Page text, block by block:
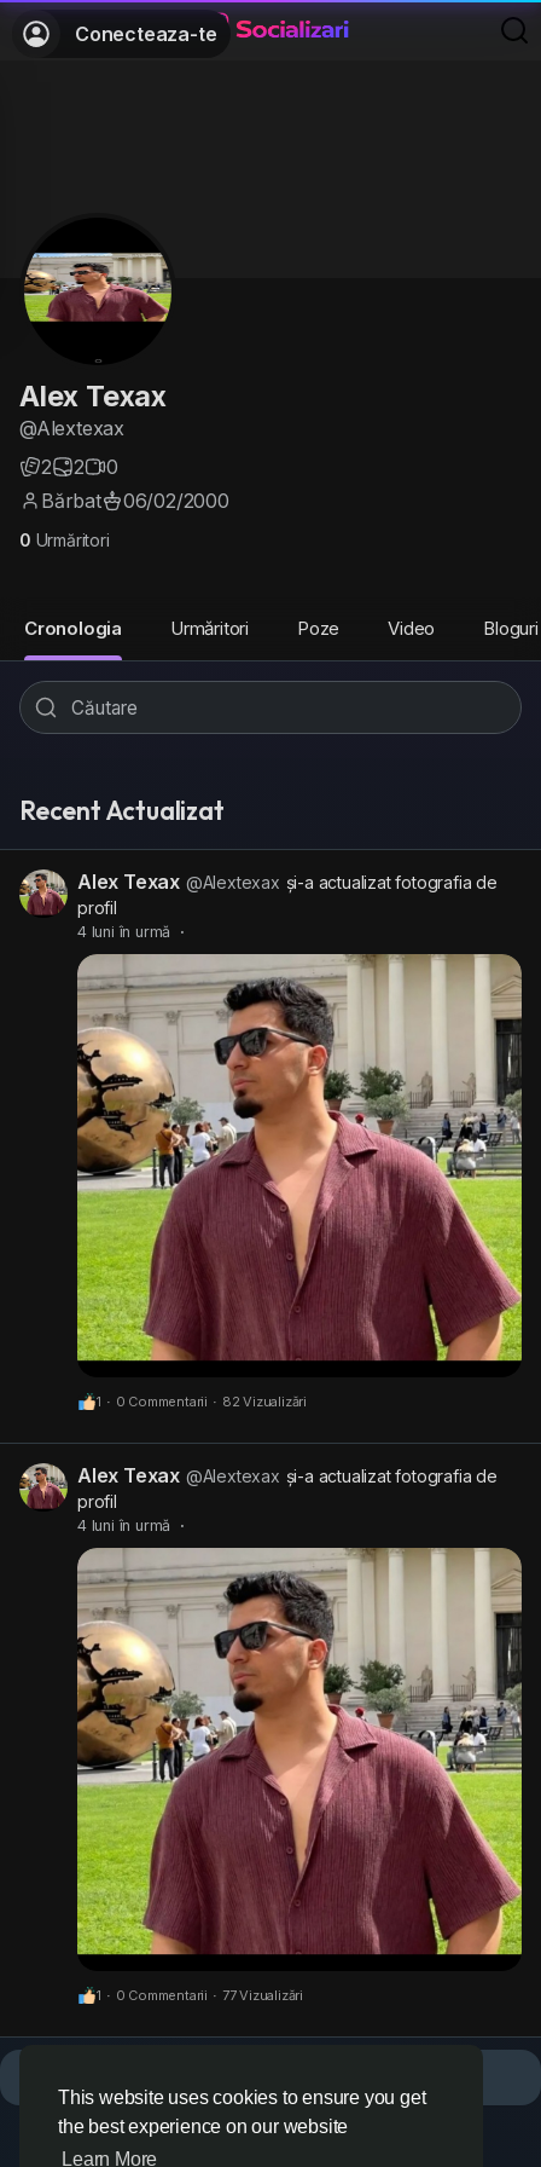
This website uses cookies to ensure you get
the best experience on our website
Learn More
Conecteaza-te
Alex Texax
@Alextexax
2
2
0
Bărbat
06/02/2000
0 Urmăritori
Cronologia Urmăritori Poze Video Bloguri
Recent Actualizat
Alex Texax @Alextexax și-a actualizat fotografia de
profil
4 luni în urmă ·
1 · 0 Commentarii · 82 Vizualizări
Alex Texax @Alextexax și-a actualizat fotografia de
profil
4 luni în urmă ·
1 · 0 Commentarii · 77 Vizualizări